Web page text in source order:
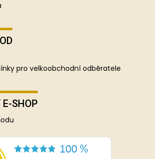
pro velkoobchodní odběratele
SHOP